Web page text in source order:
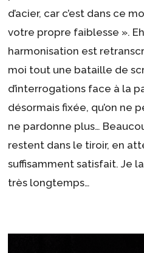
d’acier, car c’est dans ce
votre propre faiblesse ».
harmonisation est
moi tout une bataille de
d’interrogations face à la
désormais fixée, qu’on ne
ne pardonne plus…
restent dans le tiroir, en
suffisamment satisfait. Je
très longtemps…